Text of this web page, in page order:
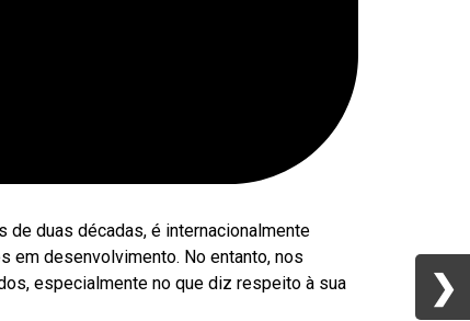
duas décadas, é internacionalmente
em desenvolvimento. No entanto, nos
especialmente no que diz respeito à sua
❯
❯